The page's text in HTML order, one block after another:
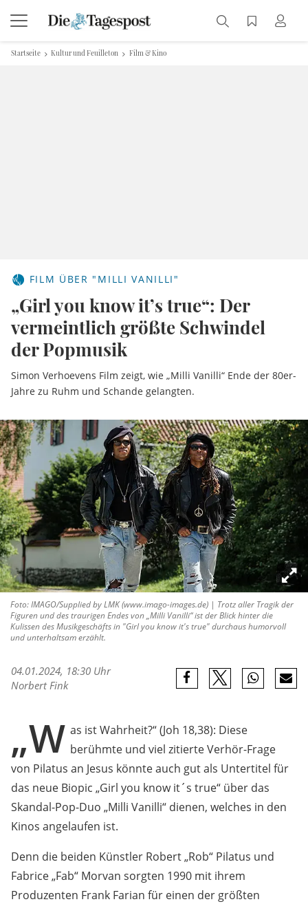
Startseite Kultur und Feuilleton Film & Kino
FILM ÜBER "MILLI VANILLI"
„Girl you know it’s true“: Der
vermeintlich größte Schwindel
der Popmusik
Simon Verhoevens Film zeigt, wie „Milli Vanilli“ Ende der 80er-
Jahre zu Ruhm und Schande gelangten.
Foto: IMAGO/Supplied by LMK (www.imago-images.de) | Trotz aller Tragik der
Figuren und des traurigen Endes von „Milli Vanilli“ ist der Blick hinter die
Kulissen des Musikgeschäfts in "Girl you know it's true" durchaus humorvoll
und unterhaltsam erzählt.
04.01.2024, 18:30 Uhr
Norbert Fink
„W as ist Wahrheit?“ (Joh 18,38): Diese
berühmte und viel zitierte Verhör-Frage
von Pilatus an Jesus könnte auch gut als Untertitel für
das neue Biopic „Girl you know it´s true“ über das
Skandal-Pop-Duo „Milli Vanilli“ dienen, welches in den
Kinos angelaufen ist.
Denn die beiden Künstler Robert „Rob“ Pilatus und
Fabrice „Fab“ Morvan sorgten 1990 mit ihrem
Produzenten Frank Farian für einen der größten